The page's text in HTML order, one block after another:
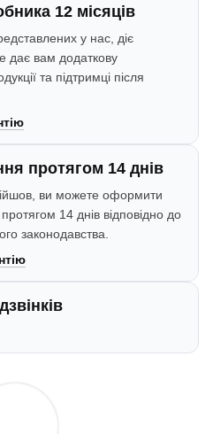
12 місяців
у нас, діє
дає вам додаткову
та підтримці після
протягом 14 днів
ви можете оформити
14 днів відповідно до
законодавства.